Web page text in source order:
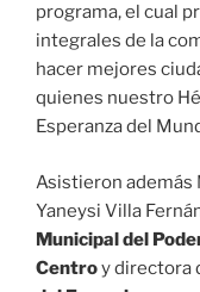
programa, el cual
integrales de la
hacer mejores
quienes nuestro
Esperanza del
Asistieron además
Yaneysi Villa
Municipal del
Centroy directora